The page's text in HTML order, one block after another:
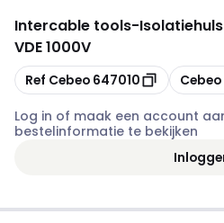
Intercable tools-
VDE 1000V
Kopiëren
Ref Cebeo 647010 Kopiëren
Cebeo
Log in of maak een account
bestelinformatie te bekijken